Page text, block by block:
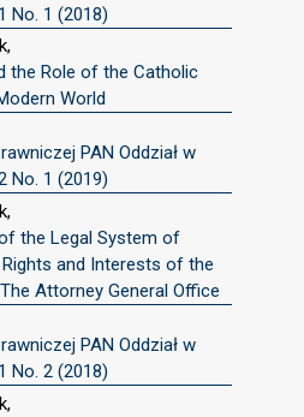
No. 1 (2018)
the Role of the Catholic
World
PAN Oddział w
No. 1 (2019)
the Legal System of
and Interests of the
Attorney General Office
PAN Oddział w
No. 2 (2018)